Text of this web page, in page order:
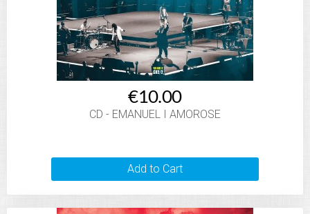
€10.00
CD - EMANUEL I AMOROSE
Add to Cart